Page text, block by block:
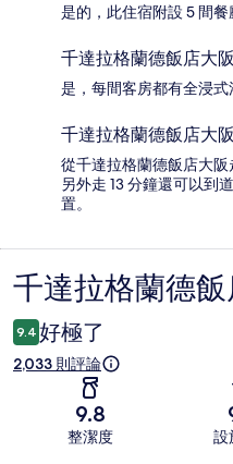
是的，此住宿附設 5 間餐
千達拉格蘭德飯店大
是，每間客房都有全浸式
千達拉格蘭德飯店大
從千達拉格蘭德飯店大阪
另外走 13 分鐘還可以到
置。
評
論
千達拉格蘭德
9.4 好極了
2,033 則評論
9.8
整潔度 設